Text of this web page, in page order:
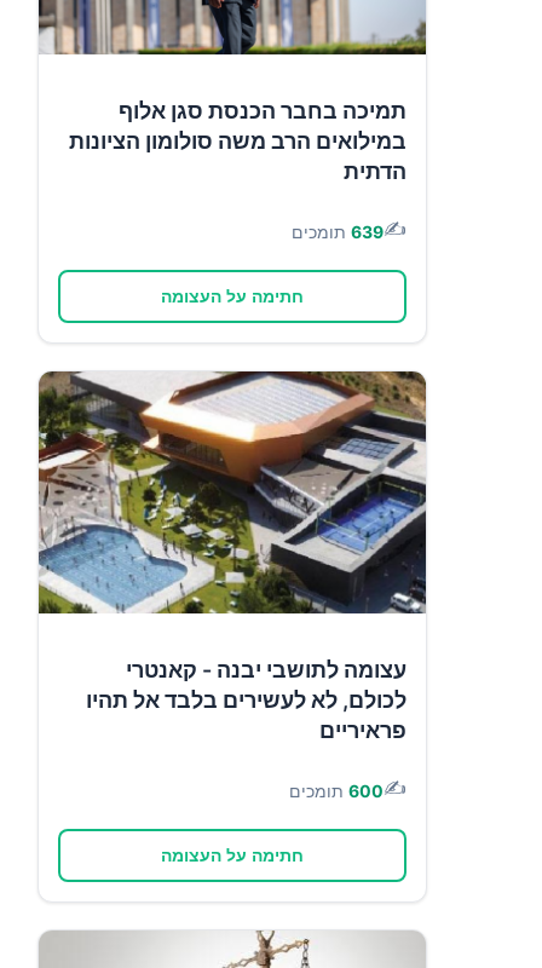
תמיכה בחבר הכנסת סגן אלוף
במילואים הרב משה סולומון הציונות
הדתית
✍️
639 תומכים
חתימה על העצומה
עצומה לתושבי יבנה - קאנטרי
לכולם, לא לעשירים בלבד אל תהיו
פראיריים
✍️
600 תומכים
חתימה על העצומה